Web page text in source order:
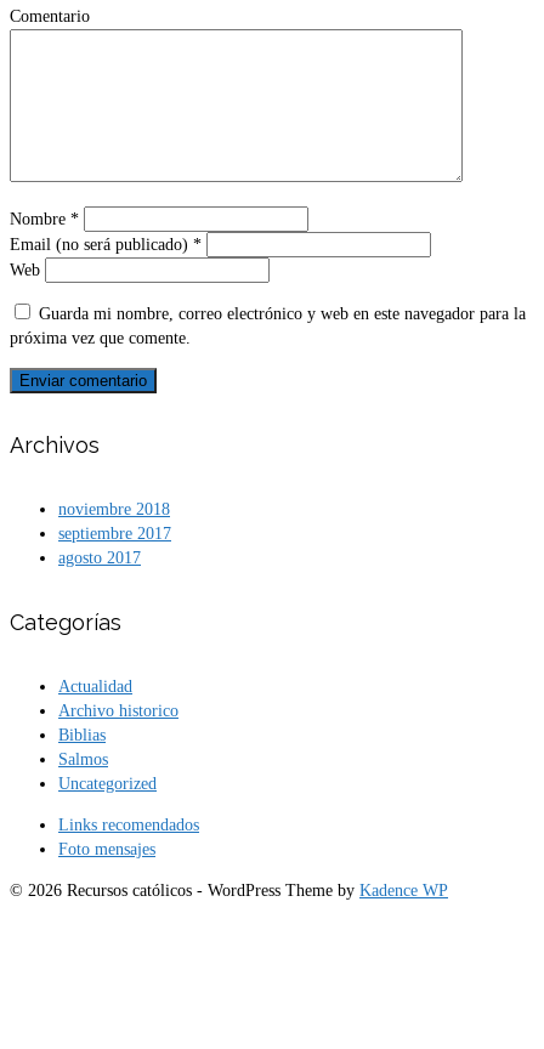
Comentario
Nombre *
Email (no será publicado) *
Web
Guarda mi nombre, correo electrónico y web en este navegador para la
próxima vez que comente.
Archivos
noviembre 2018
septiembre 2017
agosto 2017
Categorías
Actualidad
Archivo historico
Biblias
Salmos
Uncategorized
Links recomendados
Foto mensajes
© 2026 Recursos católicos - WordPress Theme by Kadence WP